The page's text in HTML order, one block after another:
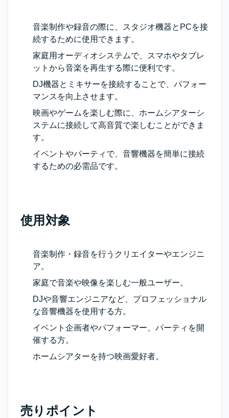
音楽制作や録音の際に、スタジオ機器とPCを接
続するために使用できます。
家庭用オーディオシステムで、スマホやタブレ
ットから音楽を再生する際に便利です。
DJ機器とミキサーを接続することで、パフォー
マンスを向上させます。
映画やゲームを楽しむ際に、ホームシアターシ
ステムに接続して高音質で楽しむことができま
す。
イベントやパーティで、音響機器を簡単に接続
するための必需品です。
使用対象
音楽制作・録音を行うクリエイターやエンジニ
ア。
家庭で音楽や映像を楽しむ一般ユーザー。
DJや音響エンジニアなど、プロフェッショナル
な音響機器を使用する方。
イベント企画者やパフォーマー、パーティを開
催する方。
ホームシアターを持つ映画愛好者。
売りポイント